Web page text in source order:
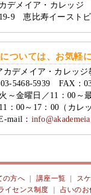
デメイア・カレッジ
19-9 恵比寿イースト
ついては、お気軽
カデメイア・カレッジ
5468-5939 FAX：
～金曜日／11：00～
：00～17：00（カレ
mail：
の方へ 講座一覧
ス
イセンス制度
占いのお